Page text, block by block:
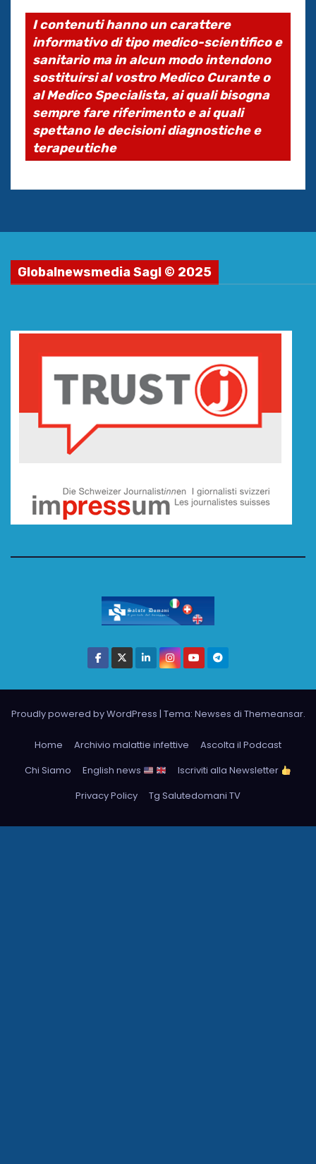
I contenuti hanno un carattere
informativo di tipo medico-scientifico e
sanitario ma in alcun modo intendono
sostituirsi al vostro Medico Curante o
al Medico Specialista, ai quali bisogna
sempre fare riferimento e ai quali
spettano le decisioni diagnostiche e
terapeutiche
Globalnewsmedia Sagl © 2025
Proudly powered by WordPress | Tema: Newses di Themeansar.
Home Archivio malattie infettive
Ascolta il Podcast
Chi Siamo
English news
Iscriviti alla Newsletter
Privacy Policy
Tg Salutedomani TV